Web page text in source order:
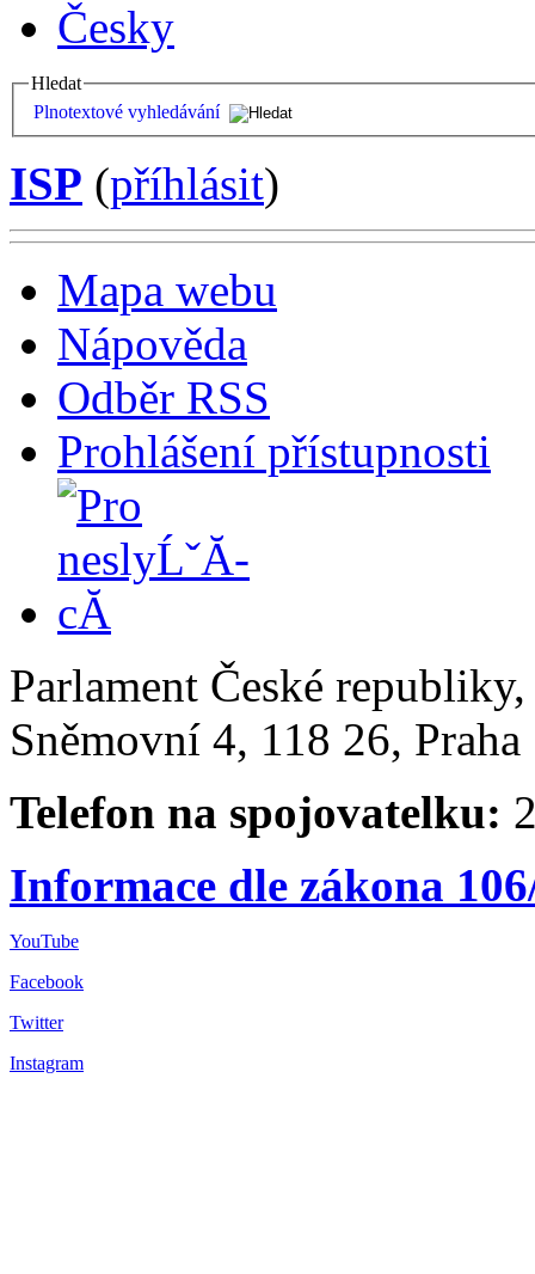
Česky
Hledat
Plnotextové vyhledávání
ISP (příhlásit)
Mapa webu
Nápověda
Odběr RSS
Prohlášení přístupnosti
Parlament České
Sněmovní 4, 118 26,
Telefon na spojovatelku:
Informace dle zákona
YouTube
Facebook
Twitter
Instagram